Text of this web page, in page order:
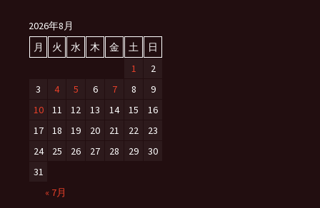
2026年8月
月
火 水 木 金 土
日
1
2
3
4 5 6 7 8
9
10
11 12 13 14 15
16
17
18 19 20 21 22
23
24
25 26 27 28 29
30
31
« 7月